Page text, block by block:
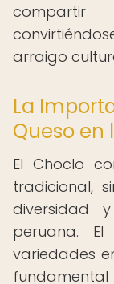
arraigo
La
Queso en
El Choclo
tradicional,
diversidad
peruana.
variedades